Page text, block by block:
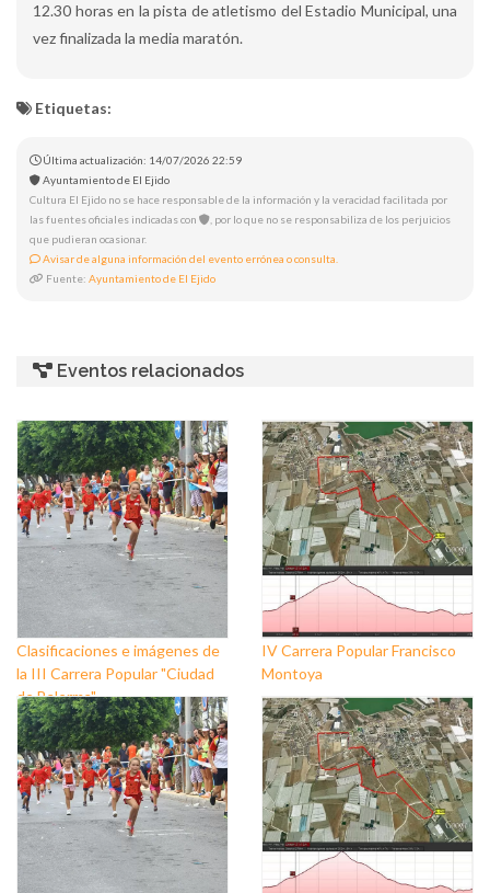
12.30 horas en la pista de atletismo del Estadio Municipal, una
vez finalizada la media maratón.
Etiquetas:
Última actualización: 14/07/2026 22:59
Ayuntamiento de El Ejido
Cultura El Ejido no se hace responsable de la información y la veracidad facilitada por
las fuentes oficiales indicadas con
, por lo que no se responsabiliza de los perjuicios
que pudieran ocasionar.
Avisar de alguna información del evento errónea o consulta.
Fuente: Ayuntamiento de El Ejido
Eventos relacionados
Clasificaciones e imágenes de
la III Carrera Popular "Ciudad
de Balerma"
IV Carrera Popular Francisco
Montoya